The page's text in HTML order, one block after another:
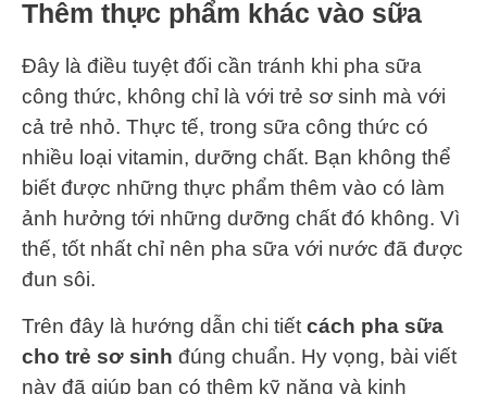
Thêm thực phẩm khác vào sữa
Đây là điều tuyệt đối cần tránh khi pha sữa
công thức, không chỉ là với trẻ sơ sinh mà với
cả trẻ nhỏ. Thực tế, trong sữa công thức có
nhiều loại vitamin, dưỡng chất. Bạn không thể
biết được những thực phẩm thêm vào có làm
ảnh hưởng tới những dưỡng chất đó không. Vì
thế, tốt nhất chỉ nên pha sữa với nước đã được
đun sôi.
Trên đây là hướng dẫn chi tiết cách pha sữa
cho trẻ sơ sinh đúng chuẩn. Hy vọng, bài viết
này đã giúp bạn có thêm kỹ năng và kinh